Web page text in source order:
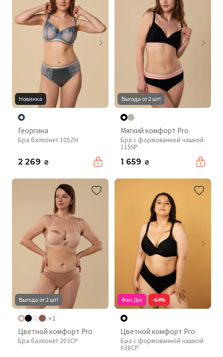
Новинка
Георгина
Бра балконет 105ZH
2 269 ₴
Выгода от 2 шт!
Мягкий комфорт Pro
Бра с формованной чашкой
115SP
1 659 ₴
Выгода от 2 шт!
+1
Цветной комфорт Pro
Бра балконет 203CP
Фан Дні -64%
Цветной комфорт Pro
Бра с формованной чашкой
038CP